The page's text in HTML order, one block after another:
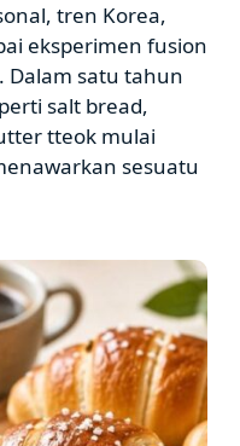
tren Korea,
eksperimen fusion
Dalam satu tahun
salt bread,
tteok mulai
sesuatu